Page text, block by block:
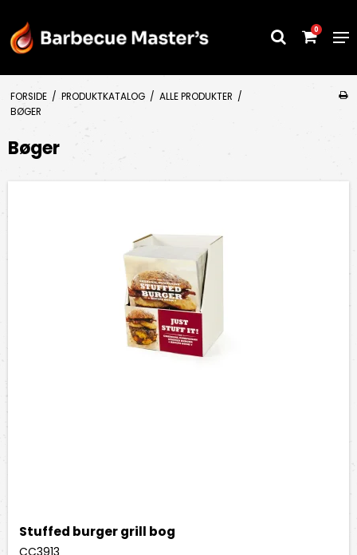
0
FORSIDE / PRODUKTKATALOG / ALLE PRODUKTER /
BØGER
Bøger
Stuffed burger grill bog